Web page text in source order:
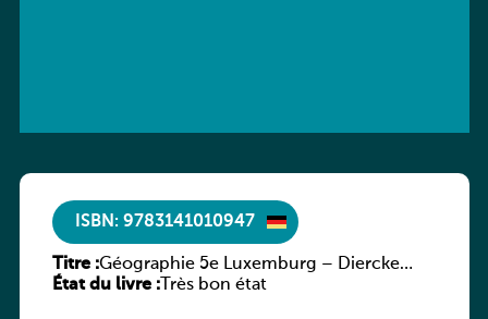
ISBN: 9783141010947
Titre :Géographie 5e Luxemburg – Diercke
Praxis
État du livre :Très bon état